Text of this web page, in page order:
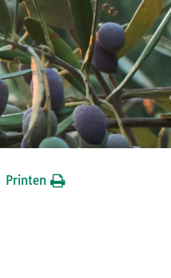
Printen